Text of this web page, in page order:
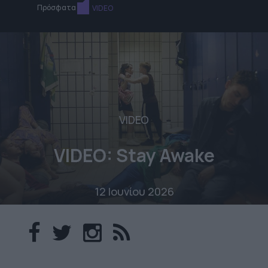
Πρόσφατα VIDEO
VIDEO
VIDEO: Stay Awake
12 Ιουνίου 2026